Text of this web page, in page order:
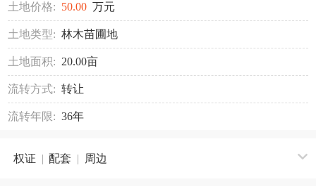
土地价格: 50.00 万元
土地类型: 林木苗圃地
土地面积: 20.00亩
流转方式: 转让
流转年限: 36年
权证 | 配套 | 周边